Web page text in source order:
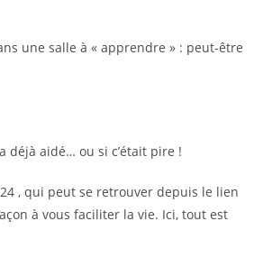
une salle à « apprendre » : peut-être
déjà aidé… ou si c’était pire !
, qui peut se retrouver depuis le lien
à vous faciliter la vie. Ici, tout est